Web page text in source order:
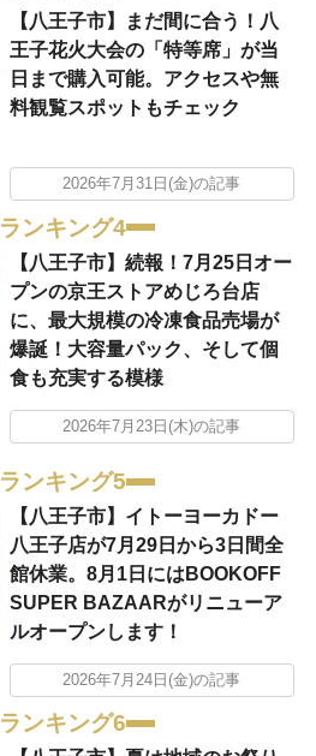
【八王子市】まだ間に合う！八
王子花火大会の「特等席」が当
日まで購入可能。アクセスや無
料観覧スポットもチェック
2026年7月31日(金)の記事
ランキング4
【八王子市】続報！7月25日オー
プンの京王ストアめじろ台店
に、最大規模の冷凍食品売場が
爆誕！大容量パック、そして個
食も充実する模様
2026年7月23日(木)の記事
ランキング5
【八王子市】イトーヨーカドー
八王子店が7月29日から3日間全
館休業。8月1日にはBOOKOFF
SUPER BAZAARがリニューア
ルオープンします！
2026年7月24日(金)の記事
ランキング6